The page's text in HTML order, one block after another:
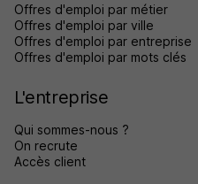
Offres d'emploi par métier
Offres d'emploi par ville
Offres d'emploi par entreprise
Offres d'emploi par mots clés
L'entreprise
Qui sommes-nous ?
On recrute
Accès client